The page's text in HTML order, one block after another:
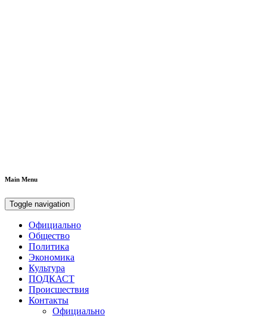
Main Menu
Toggle navigation
Официально
Общество
Политика
Экономика
Культура
ПОДКАСТ
Происшествия
Контакты
Официально